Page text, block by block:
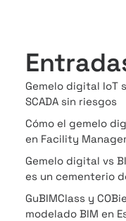
Gemelo digital IoT
SCADA sin riesgos
Cómo el gemelo
en Facility
Gemelo digital vs
es un cementerio
GuBIMClass y
modelado BIM en